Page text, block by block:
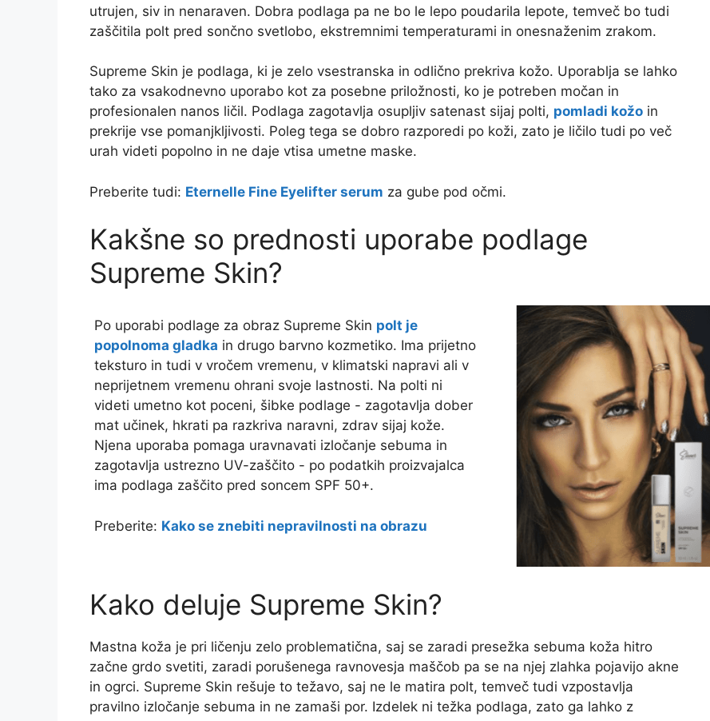
utrujen, siv in nenaraven. Dobra podlaga pa ne bo le lepo poudarila lepote, temveč bo tudi
zaščitila polt pred sončno svetlobo, ekstremnimi temperaturami in onesnaženim zrakom.
Supreme Skin je podlaga, ki je zelo vsestranska in odlično prekriva kožo. Uporablja se lahko
tako za vsakodnevno uporabo kot za posebne priložnosti, ko je potreben močan in
profesionalen nanos ličil. Podlaga zagotavlja osupljiv satenast sijaj polti, pomladi kožo in
prekrije vse pomanjkljivosti. Poleg tega se dobro razporedi po koži, zato je ličilo tudi po več
urah videti popolno in ne daje vtisa umetne maske.
Preberite tudi: Eternelle Fine Eyelifter serum za gube pod očmi.
Kakšne so prednosti uporabe podlage
Supreme Skin?
Po uporabi podlage za obraz Supreme Skin polt je
popolnoma gladka in drugo barvno kozmetiko. Ima prijetno
teksturo in tudi v vročem vremenu, v klimatski napravi ali v
neprijetnem vremenu ohrani svoje lastnosti. Na polti ni
videti umetno kot poceni, šibke podlage - zagotavlja dober
mat učinek, hkrati pa razkriva naravni, zdrav sijaj kože.
Njena uporaba pomaga uravnavati izločanje sebuma in
zagotavlja ustrezno UV-zaščito - po podatkih proizvajalca
ima podlaga zaščito pred soncem SPF 50+.
Preberite: Kako se znebiti nepravilnosti na obrazu
Kako deluje Supreme Skin?
Mastna koža je pri ličenju zelo problematična, saj se zaradi presežka sebuma koža hitro
začne grdo svetiti, zaradi porušenega ravnovesja maščob pa se na njej zlahka pojavijo akne
in ogrci. Supreme Skin rešuje to težavo, saj ne le matira polt, temveč tudi vzpostavlja
pravilno izločanje sebuma in ne zamaši por. Izdelek ni težka podlaga, zato ga lahko z